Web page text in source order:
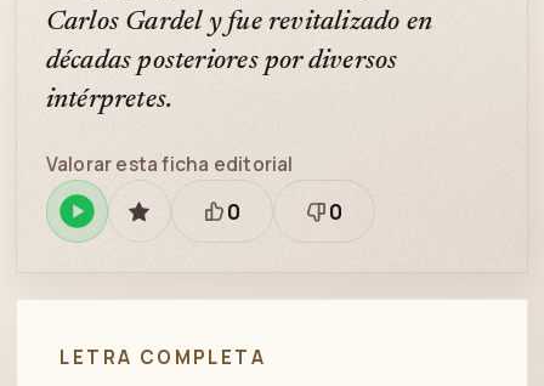
Carlos Gardel y fue revitalizado en
décadas posteriores por diversos
intérpretes.
ReproducirGUARDAR
Valorar esta ficha editorial
Está
0
Necesita
0
LETRA COMPLETA